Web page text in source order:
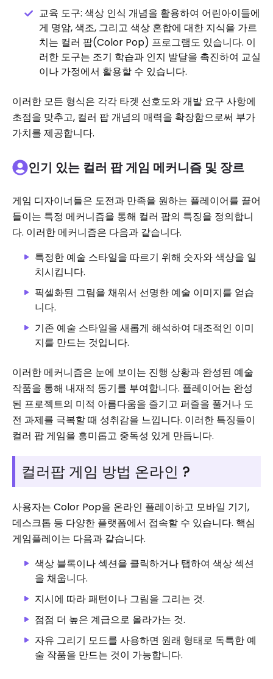
교육 도구: 색상 인식 개념을 활용하여 어린아이들에
게 명암, 색조, 그리고 색상 혼합에 대한 지식을 가르
치는 컬러 팝(Color Pop) 프로그램도 있습니다. 이
러한 도구는 조기 학습과 인지 발달을 촉진하여 교실
이나 가정에서 활용할 수 있습니다.
이러한 모든 형식은 각각 타겟 선호도와 개발 요구 사항에
초점을 맞추고, 컬러 팝 개념의 매력을 확장함으로써 부가
가치를 제공합니다.
인기 있는 컬러 팝 게임 메커니즘 및 장르
게임 디자이너들은 도전과 만족을 원하는 플레이어를 끌어
들이는 특정 메커니즘을 통해 컬러 팝의 특징을 정의합니
다. 이러한 메커니즘은 다음과 같습니다.
특정한 예술 스타일을 따르기 위해 숫자와 색상을 일
치시킵니다.
픽셀화된 그림을 채워서 선명한 예술 이미지를 얻습
니다.
기존 예술 스타일을 새롭게 해석하여 대조적인 이미
지를 만드는 것입니다.
이러한 메커니즘은 눈에 보이는 진행 상황과 완성된 예술
작품을 통해 내재적 동기를 부여합니다. 플레이어는 완성
된 프로젝트의 미적 아름다움을 즐기고 퍼즐을 풀거나 도
전 과제를 극복할 때 성취감을 느낍니다. 이러한 특징들이
컬러 팝 게임을 흥미롭고 중독성 있게 만듭니다.
컬러팝 게임 방법 온라인 ?
사용자는 Color Pop을 온라인 플레이하고 모바일 기기,
데스크톱 등 다양한 플랫폼에서 접속할 수 있습니다. 핵심
게임플레이는 다음과 같습니다.
색상 블록이나 섹션을 클릭하거나 탭하여 색상 섹션
을 채웁니다.
지시에 따라 패턴이나 그림을 그리는 것.
점점 더 높은 계급으로 올라가는 것.
자유 그리기 모드를 사용하면 원래 형태로 독특한 예
술 작품을 만드는 것이 가능합니다.